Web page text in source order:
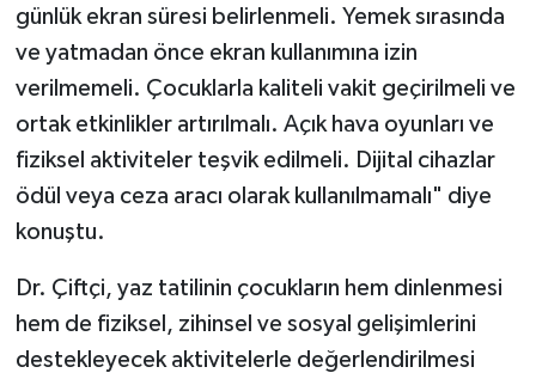
günlük ekran süresi belirlenmeli. Yemek sırasında
ve yatmadan önce ekran kullanımına izin
verilmemeli. Çocuklarla kaliteli vakit geçirilmeli ve
ortak etkinlikler artırılmalı. Açık hava oyunları ve
fiziksel aktiviteler teşvik edilmeli. Dijital cihazlar
ödül veya ceza aracı olarak kullanılmamalı" diye
konuştu.
Dr. Çiftçi, yaz tatilinin çocukların hem dinlenmesi
hem de fiziksel, zihinsel ve sosyal gelişimlerini
destekleyecek aktivitelerle değerlendirilmesi